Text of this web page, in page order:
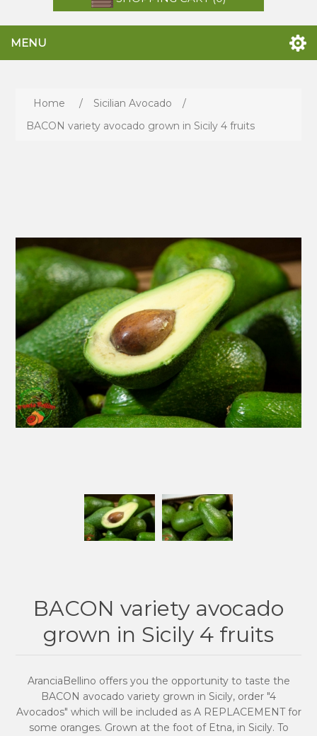
MENU
Home / Sicilian Avocado
/
BACON variety avocado grown in Sicily 4 fruits
BACON variety avocado
grown in Sicily 4 fruits
AranciaBellino offers you the opportunity to taste the
BACON avocado variety grown in Sicily, order "4
Avocados" which will be included as A REPLACEMENT for
some oranges. Grown at the foot of Etna, in Sicily. To